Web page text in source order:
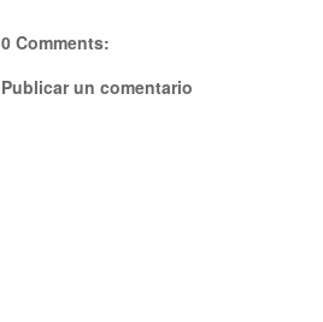
0 Comments:
Publicar un comentario